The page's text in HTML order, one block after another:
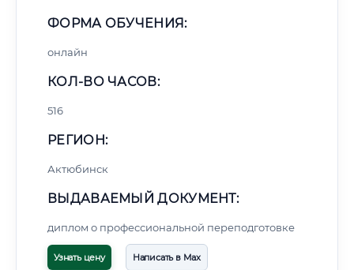
ФОРМА ОБУЧЕНИЯ:
онлайн
КОЛ-ВО ЧАСОВ:
516
РЕГИОН:
Актюбинск
ВЫДАВАЕМЫЙ ДОКУМЕНТ:
диплом о профессиональной переподготовке
Узнать цену Написать в Max